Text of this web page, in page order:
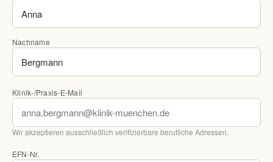
Nachname
Klinik-/Praxis-E-Mail
Wir akzeptieren ausschließlich verifizierbare berufliche Adressen.
EFN-Nr.